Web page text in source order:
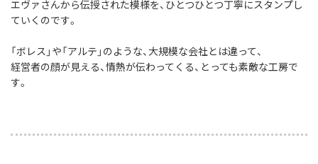
エヴァさんから伝授された模様を、ひとつひとつ丁寧にスタンプし
ていくのです。
「ボレス」や「アルテ」のような、大規模な会社とは違って、
経営者の顔が見える、情熱が伝わってくる、とっても素敵な工房で
す。